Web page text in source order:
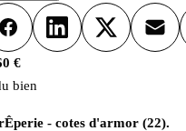
FacebookLinkedInX Email
€
bien
- cotes d'armor (22).